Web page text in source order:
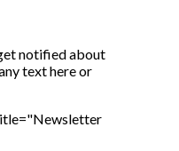
notified about
text here or